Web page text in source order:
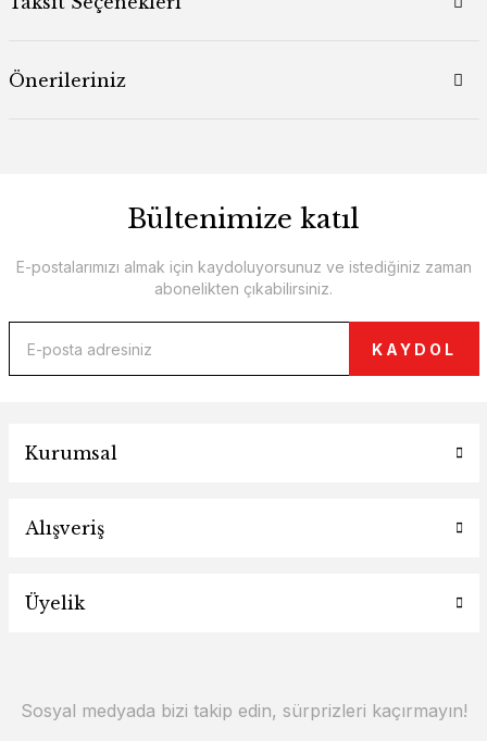
Önerileriniz
Bültenimize katıl
E-postalarımızı almak için kaydoluyorsunuz ve istediğiniz zaman
abonelikten çıkabilirsiniz.
KAYDOL
Kurumsal
Alışveriş
Üyelik
Sosyal medyada bizi takip edin, sürprizleri kaçırmayın!